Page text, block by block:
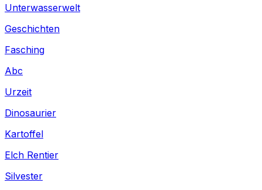
Unterwasserwelt
Geschichten
Fasching
Abc
Urzeit
Dinosaurier
Kartoffel
Elch Rentier
Silvester